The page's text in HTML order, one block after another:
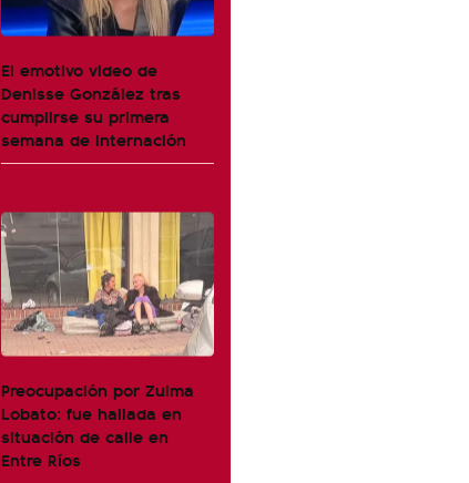
El emotivo video de
Denisse González tras
cumplirse su primera
semana de internación
Preocupación por Zulma
Lobato: fue hallada en
situación de calle en
Entre Ríos